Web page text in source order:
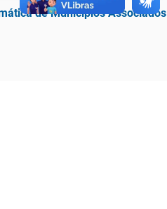
de Municípios Associados